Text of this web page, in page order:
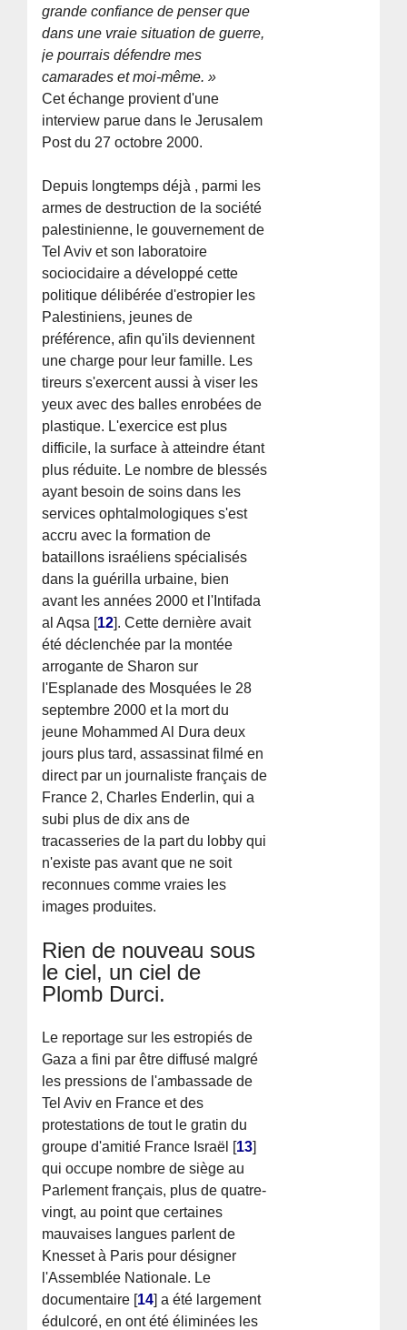
grande confiance de penser que
dans une vraie situation de guerre,
je pourrais défendre mes
camarades et moi-même. »
Cet échange provient d'une
interview parue dans le Jerusalem
Post du 27 octobre 2000.
Depuis longtemps déjà , parmi les
armes de destruction de la société
palestinienne, le gouvernement de
Tel Aviv et son laboratoire
sociocidaire a développé cette
politique délibérée d'estropier les
Palestiniens, jeunes de
préférence, afin qu'ils deviennent
une charge pour leur famille. Les
tireurs s'exercent aussi à viser les
yeux avec des balles enrobées de
plastique. L'exercice est plus
difficile, la surface à atteindre étant
plus réduite. Le nombre de blessés
ayant besoin de soins dans les
services ophtalmologiques s'est
accru avec la formation de
bataillons israéliens spécialisés
dans la guérilla urbaine, bien
avant les années 2000 et l'Intifada
al Aqsa [12]. Cette dernière avait
été déclenchée par la montée
arrogante de Sharon sur
l'Esplanade des Mosquées le 28
septembre 2000 et la mort du
jeune Mohammed Al Dura deux
jours plus tard, assassinat filmé en
direct par un journaliste français de
France 2, Charles Enderlin, qui a
subi plus de dix ans de
tracasseries de la part du lobby qui
n'existe pas avant que ne soit
reconnues comme vraies les
images produites.
Rien de nouveau sous
le ciel, un ciel de
Plomb Durci.
Le reportage sur les estropiés de
Gaza a fini par être diffusé malgré
les pressions de l'ambassade de
Tel Aviv en France et des
protestations de tout le gratin du
groupe d'amitié France Israël [13]
qui occupe nombre de siège au
Parlement français, plus de quatre-
vingt, au point que certaines
mauvaises langues parlent de
Knesset à Paris pour désigner
l'Assemblée Nationale. Le
documentaire [14] a été largement
édulcoré, en ont été éliminées les